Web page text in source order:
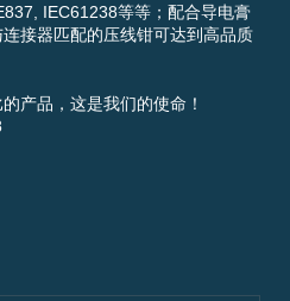
IEC61238等等；配合导电膏
接器匹配的压线钳可达到高品质
产品，这是我们的使命！